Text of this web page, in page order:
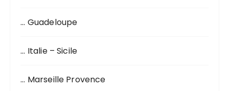
… Guadeloupe
… Italie – Sicile
… Marseille Provence